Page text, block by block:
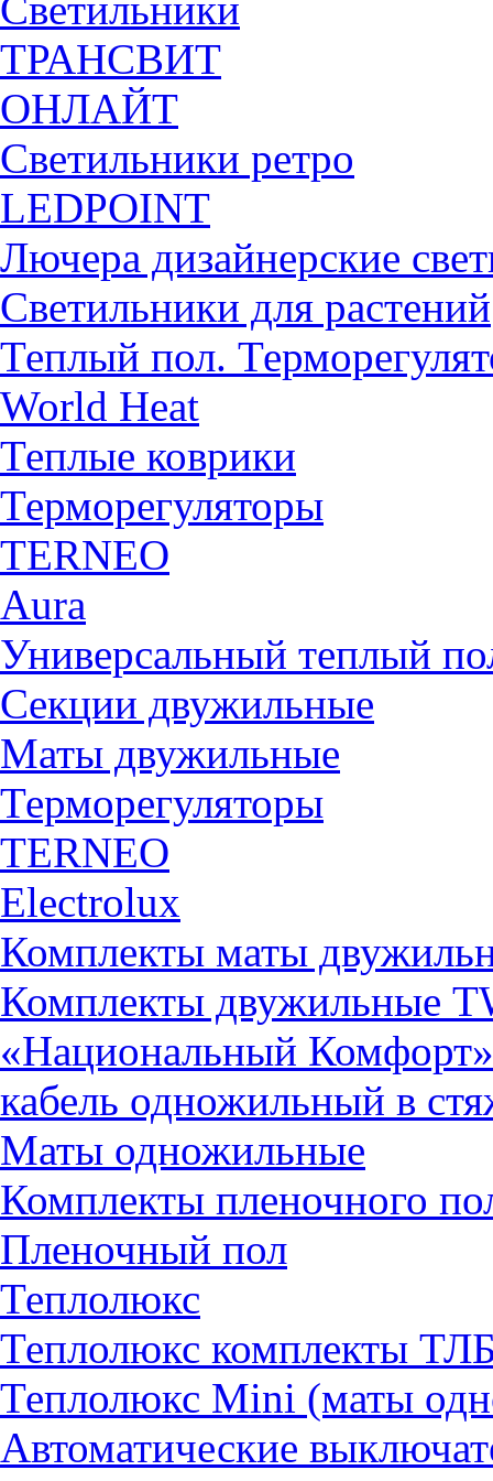
ТРАНСВИТ
ОНЛАЙТ
Светильники ретро
LEDPOINT
Лючера дизайнерские
Светильники для растений
Теплый пол.
World Heat
Теплые коврики
Терморегуляторы
TERNEO
Aura
Универсальный теплый
Секции двужильные
Маты двужильные
Терморегуляторы
TERNEO
Electrolux
Комплекты маты
Комплекты двужильные
«Национальный Комфорт»
кабель одножильный в
Маты одножильные
Комплекты пленочного
Пленочный пол
Теплолюкс
Теплолюкс комплекты
Теплолюкс Mini (маты
Автоматические